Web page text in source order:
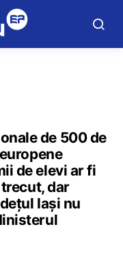
de 500 de
de elevi ar fi
dar
Iași nu